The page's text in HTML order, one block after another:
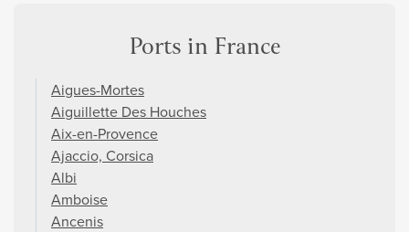
Ports in France
Aigues-Mortes
Aiguillette Des Houches
Aix-en-Provence
Ajaccio, Corsica
Albi
Amboise
Ancenis